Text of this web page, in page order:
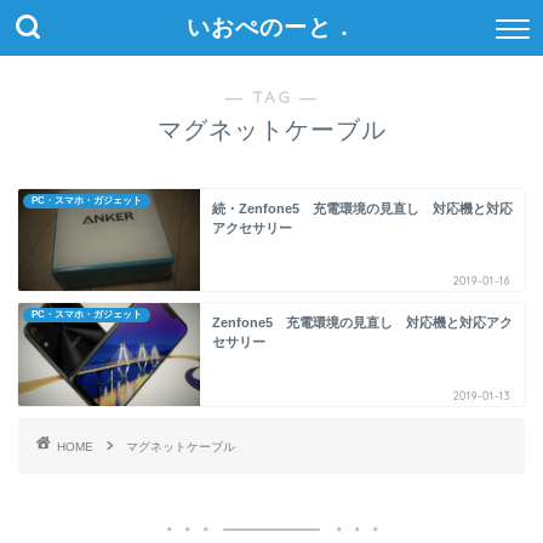
いおぺのーと．
― TAG ―
マグネットケーブル
PC・スマホ・ガジェット
続・Zenfone5 充電環境の見直し 対応機と対応
アクセサリー
2019-01-16
PC・スマホ・ガジェット
Zenfone5 充電環境の見直し 対応機と対応アク
セサリー
2019-01-13
HOME マグネットケーブル